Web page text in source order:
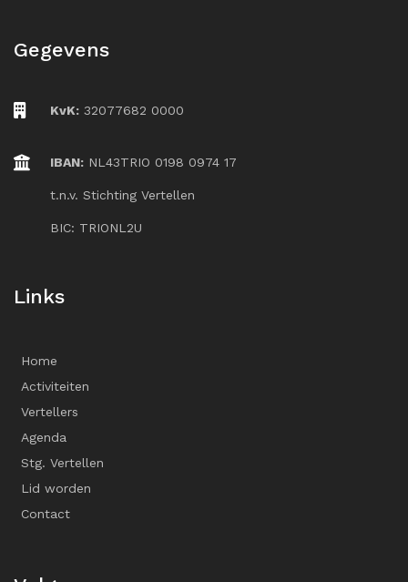
Gegevens
KvK: 32077682 0000
IBAN: NL43TRIO 0198 0974 17
t.n.v. Stichting Vertellen
BIC: TRIONL2U
Links
Home
Activiteiten
Vertellers
Agenda
Stg. Vertellen
Lid worden
Contact